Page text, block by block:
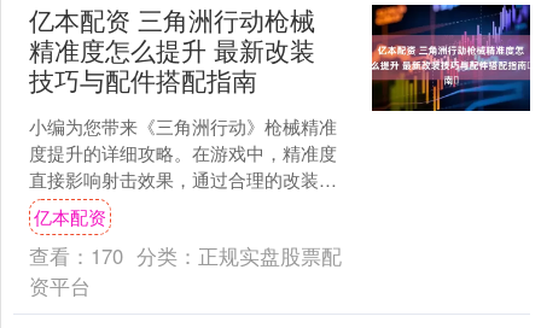
亿本配资 三角洲行动枪械
精准度怎么提升 最新改装
技巧与配件搭配指南​
小编为您带来《三角洲行动》枪械精准
度提升的详细攻略。在游戏中，精准度
直接影响射击效果，通过合理的改装和
配件搭配可以显著提升武器性能。 三角
洲行动枪械精准度怎么提....
亿本配资
查看： 170 分类： 正规实盘股票配
资平台